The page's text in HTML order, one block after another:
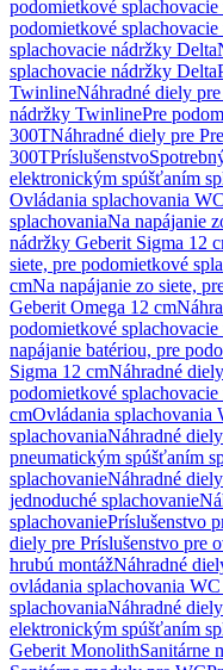
podomietkové
podomietkové
splachovacie nádržky Delta
splachovacie nádržky Delta
TwinlineNáhradné diely
nádržky TwinlinePre
300TNáhradné diely pre
300TPríslušenstvo
elektronickým spúšťaním
Ovládania splachovania
splachovaniaNa napájanie
nádržky Geberit Sigma 12
siete, pre podomietkové
cmNa napájanie zo siete,
Geberit Omega 12 cm
podomietkové
napájanie batériou, pre
Sigma 12 cmNáhradné
podomietkové
cmOvládania splachovania
splachovaniaNáhradné
pneumatickým spúšťaním
splachovanieNáhradné
jednoduché splachovanie
splachovaniePríslušenstvo
diely pre Príslušenstvo pre
hrubú montážNáhradné
ovládania splachovania
splachovaniaNáhradné
elektronickým spúšťaním
Geberit MonolithSanitárne